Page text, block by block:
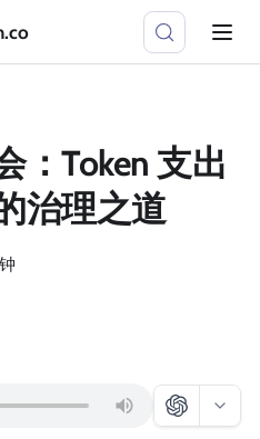
：Token 支出
治理之道